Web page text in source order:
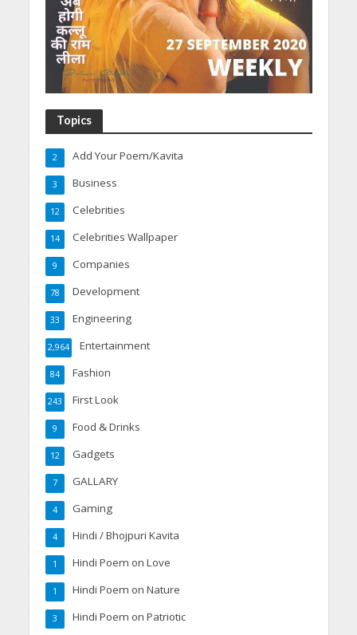
Topics
Add Your Poem/Kavita
2
Business
3
Celebrities
12
Celebrities Wallpaper
14
Companies
9
Development
78
Engineering
33
Entertainment
2,964
Fashion
84
First Look
243
Food & Drinks
9
Gadgets
12
GALLARY
7
Gaming
4
Hindi / Bhojpuri Kavita
4
Hindi Poem on Love
1
Hindi Poem on Nature
1
Hindi Poem on Patriotic
3